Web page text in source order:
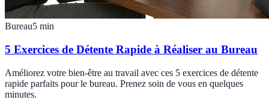
Bureau5 min
5 Exercices de Détente Rapide à Réaliser au Bureau
Améliorez votre bien-être au travail avec ces 5 exercices de détente
rapide parfaits pour le bureau. Prenez soin de vous en quelques
minutes.